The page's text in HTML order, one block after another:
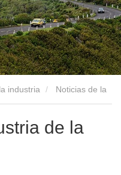
industria
de la